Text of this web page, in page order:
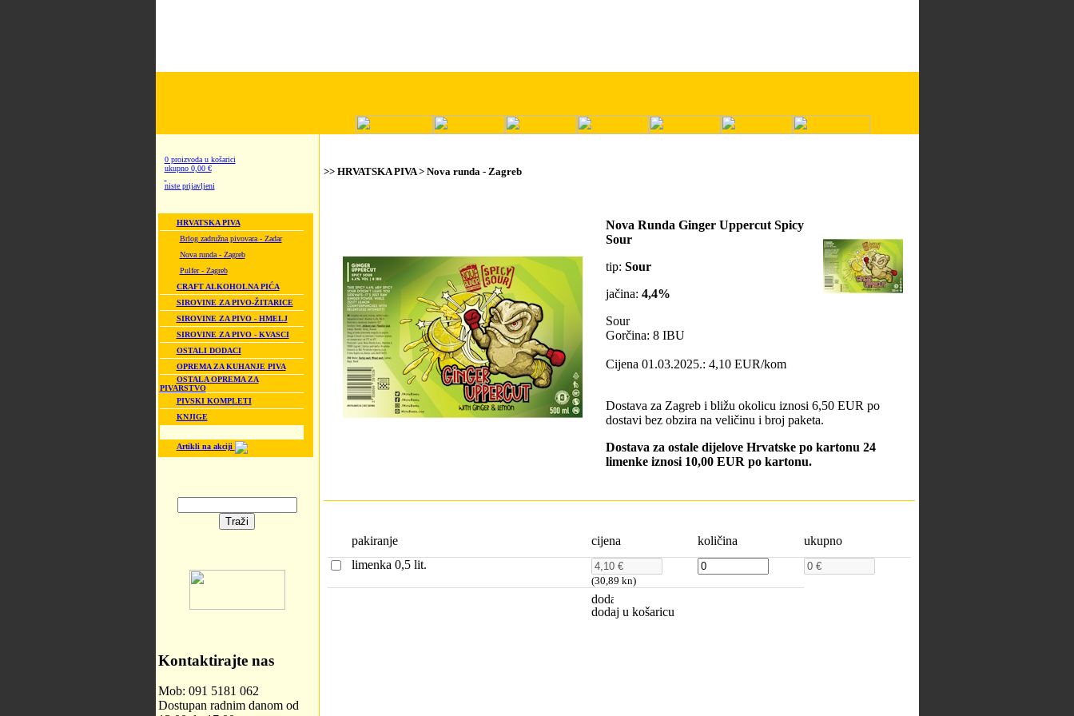
0 proizvoda u košarici
ukupno 0,00 €
niste prijavljeni
HRVATSKA PIVA
Brlog zadružna pivovara - Zadar
Nova runda - Zagreb
Pulfer - Zagreb
CRAFT ALKOHOLNA PIĆA
SIROVINE ZA PIVO-ŽITARICE
SIROVINE ZA PIVO - HMELJ
SIROVINE ZA PIVO - KVASCI
OSTALI DODACI
OPREMA ZA KUHANJE PIVA
OSTALA OPREMA ZA
PIVARSTVO
PIVSKI KOMPLETI
KNJIGE
Artikli na akciji
Kontaktirajte nas
Mob: 091 5181 062
Dostupan radnim danom od
>> HRVATSKA PIVA > Nova runda - Zagreb
Nova Runda Ginger Uppercut Spicy
Sour
tip: Sour
jačina: 4,4%
Sour
Gorčina: 8 IBU
Cijena 01.03.2025.: 4,10 EUR/kom
Dostava za Zagreb i bližu okolicu iznosi 6,50 EUR po
dostavi bez obzira na veličinu i broj paketa.
Dostava za ostale dijelove Hrvatske po kartonu 24
limenke iznosi 10,00 EUR po kartonu.
pakiranje cijena količina
ukupno
limenka 0,5 lit.
(30,89 kn)
dodaj u košaricu